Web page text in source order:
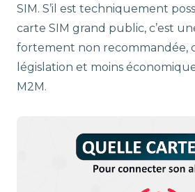
SIM. S’il est techniquement
carte SIM grand public, c’est
fortement non recommandée,
législation et moins
M2M.